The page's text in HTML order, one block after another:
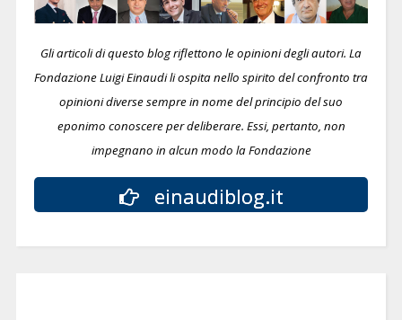
Gli articoli di questo blog riflettono le opinioni degli autori. La
Fondazione Luigi Einaudi li ospita nello spirito del confronto tra
opinioni diverse sempre in nome del principio del suo
eponimo conoscere per deliberare. Essi, pertanto, non
impegnano in alcun modo la Fondazione
einaudiblog.it